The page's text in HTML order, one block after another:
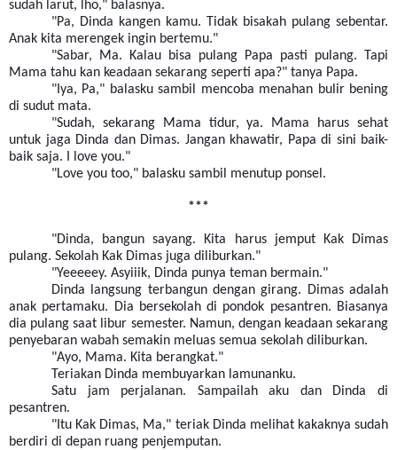
sudah larut, lho," balasnya.
"Pa, Dinda kangen kamu. Tidak bisakah pulang sebentar.
Anak kita merengek ingin bertemu."
"Sabar, Ma. Kalau bisa pulang Papa pasti pulang. Tapi
Mama tahu kan keadaan sekarang seperti apa?" tanya Papa.
"Iya, Pa," balasku sambil mencoba menahan bulir bening
di sudut mata.
"Sudah, sekarang Mama tidur, ya. Mama harus sehat
untuk jaga Dinda dan Dimas. Jangan khawatir, Papa di sini baik-
baik saja. I love you."
"Love you too," balasku sambil menutup ponsel.
***
"Dinda, bangun sayang. Kita harus jemput Kak Dimas
pulang. Sekolah Kak Dimas juga diliburkan."
"Yeeeeey. Asyiiik, Dinda punya teman bermain."
Dinda langsung terbangun dengan girang. Dimas adalah
anak pertamaku. Dia bersekolah di pondok pesantren. Biasanya
dia pulang saat libur semester. Namun, dengan keadaan sekarang
penyebaran wabah semakin meluas semua sekolah diliburkan.
"Ayo, Mama. Kita berangkat."
Teriakan Dinda membuyarkan lamunanku.
Satu jam perjalanan. Sampailah aku dan Dinda di
pesantren.
"Itu Kak Dimas, Ma," teriak Dinda melihat kakaknya sudah
berdiri di depan ruang penjemputan.